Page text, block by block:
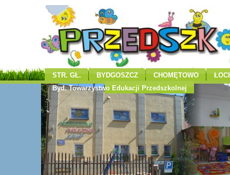
STR. GŁ. BYDGOSZCZ CHOMĘTOWO
Byd. Towarzystwo Edukacji Przedszkolnej